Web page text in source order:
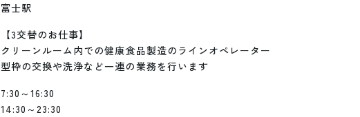
富士駅
【3交替のお仕事】
クリーンルーム内での健康食品製造のラインオペレーター
型枠の交換や洗浄など一連の業務を行います
7:30～16:30
14:30～23:30